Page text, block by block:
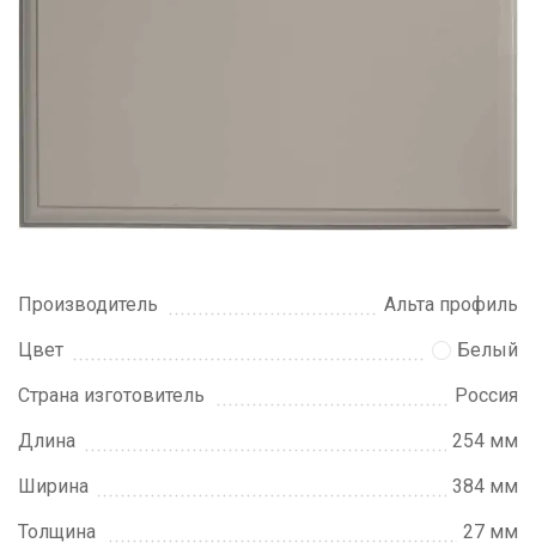
Производитель
Альта профиль
Цвет
Белый
Страна изготовитель
Россия
Длина
254 мм
Ширина
384 мм
Толщина
27 мм